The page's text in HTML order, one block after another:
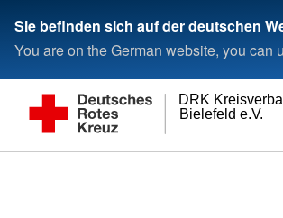
Sie befinden sich auf der deutschen
You are on the German website, you
Bielefeld e.V.
DRK